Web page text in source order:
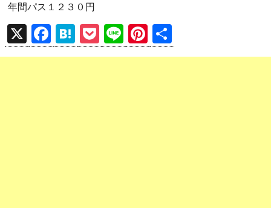
年間パス１２３０円
X
F
a
H
at
P
o
Li
n
Pi
nt 有